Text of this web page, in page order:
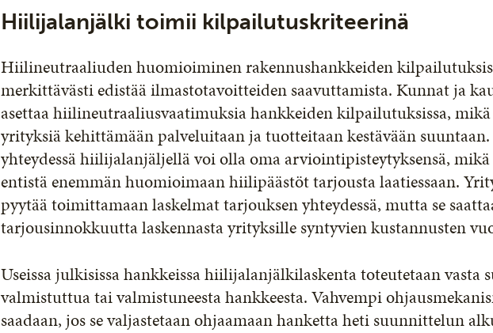
Hiilijalanjälki toimii kilpailutuskriteerinä
Hiilineutraaliuden huomioiminen rakennushankkeiden
merkittävästi edistää ilmastotavoitteiden saavuttamista. Kunnat ja
asettaa hiilineutraaliusvaatimuksia hankkeiden kilpailutuksissa,
yrityksiä kehittämään palveluitaan ja tuotteitaan kestävään
yhteydessä hiilijalanjäljellä voi olla oma arviointipisteytyksensä,
entistä enemmän huomioimaan hiilipäästöt tarjousta laatiessaan.
pyytää toimittamaan laskelmat tarjouksen yhteydessä, mutta se
tarjousinnokkuutta laskennasta yrityksille syntyvien kustannusten
Useissa julkisissa hankkeissa hiilijalanjälkilaskenta toteutetaan vasta
valmistuttua tai valmistuneesta hankkeesta. Vahvempi
saadaan, jos se valjastetaan ohjaamaan hanketta heti suunnittelun